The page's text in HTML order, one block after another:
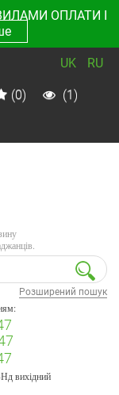
ОПЛАТИ І
UK RU
(0) (1)
Розширений пошук
вихідний